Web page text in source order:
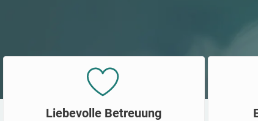
Liebevolle Betreuung